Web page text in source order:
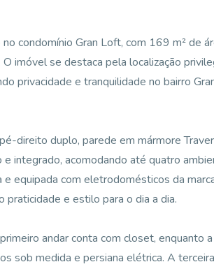
condomínio Gran Loft, com 169 m² de
imóvel se destaca pela localização
privacidade e tranquilidade no bairro
direito duplo, parede em mármore
integrado, acomodando até quatro
equipada com eletrodomésticos da
praticidade e estilo para o dia a dia.
andar conta com closet, enquanto
sob medida e persiana elétrica. A